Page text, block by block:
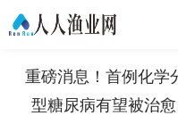
重磅消息！首例化学
型糖尿病有望被治